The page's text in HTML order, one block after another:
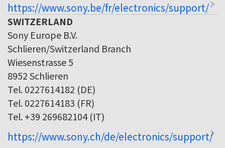
https://www.sony.be/fr/electronics/support/
SWITZERLAND
Sony Europe B.V.
Schlieren/Switzerland Branch
Wiesenstrasse 5
8952 Schlieren
Tel. 0227614182 (DE)
Tel. 0227614183 (FR)
Tel. +39 269682104 (IT)
https://www.sony.ch/de/electronics/support/